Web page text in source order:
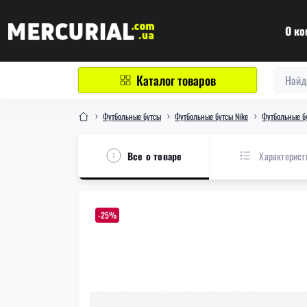
О
Каталог товаров
Футбольные бутсы Футбольные бутсы Nike Футбольные
Все о товаре
-25%